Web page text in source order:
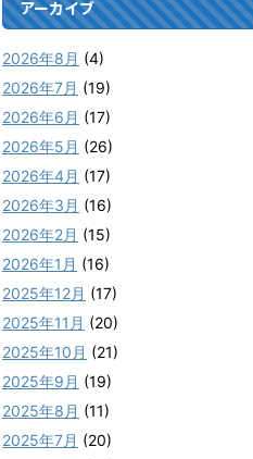
アーカイブ
2026年8月 (4)
2026年7月 (19)
2026年6月 (17)
2026年5月 (26)
2026年4月 (17)
2026年3月 (16)
2026年2月 (15)
2026年1月 (16)
2025年12月 (17)
2025年11月 (20)
2025年10月 (21)
2025年9月 (19)
2025年8月 (11)
2025年7月 (20)